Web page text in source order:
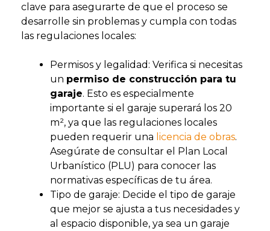
clave para asegurarte de que el proceso se
desarrolle sin problemas y cumpla con todas
las regulaciones locales:
Permisos y legalidad: Verifica si necesitas
un permiso de construcción para tu
garaje. Esto es especialmente
importante si el garaje superará los 20
m², ya que las regulaciones locales
pueden requerir una licencia de obras.
Asegúrate de consultar el Plan Local
Urbanístico (PLU) para conocer las
normativas específicas de tu área​​.
Tipo de garaje: Decide el tipo de garaje
que mejor se ajusta a tus necesidades y
al espacio disponible, ya sea un garaje